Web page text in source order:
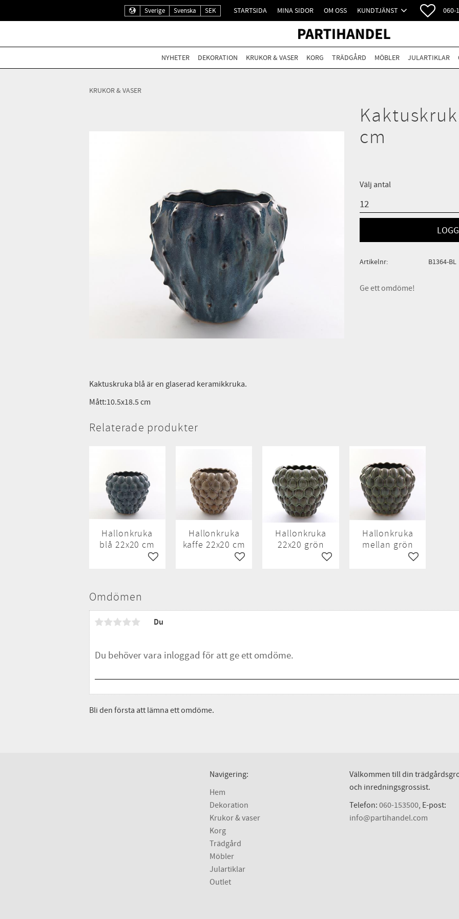
Sverige Svenska SEK STARTSIDA MINA SIDOR OM OSS KUNDTJÄNST 060-
NYHETER DEKORATION KRUKOR & VASER KORG TRÄDGÅRD MÖBLER JULARTIKLAR
KRUKOR & VASER
cm
Välj antal
Artikelnr B1364-BL
Ge ett omdöme!
Kaktuskruka blå är en glaserad keramikkruka.
Mått:10.5x18.5 cm
Omdömen
Du
Bli den första att lämna ett omdöme.
Relaterade produkter
Hallonkruka
blå 22x20 cm
Lägg till i favoriter
Hallonkruka
kaffe 22x20 cm
Lägg till i favoriter
Hallonkruka
22x20 grön
Lägg till i favoriter
Hallonkruka
mellan grön
Lägg till i
Navigering:
Hem
Dekoration
Krukor & vaser
Korg
Trädgård
Möbler
Julartiklar
Outlet
Välkommen till din
och inredningsgrossist.
Telefon: 060-153500, E-post:
info@partihandel.com